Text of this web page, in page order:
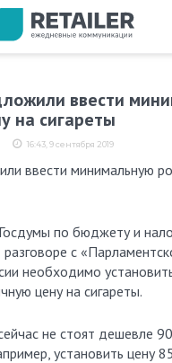
ввести
на сигареты
16:43, 9 сентября 2019
по бюджету и
с
необходимо
цену на сигареты.
не стоят дешевле
установить цену